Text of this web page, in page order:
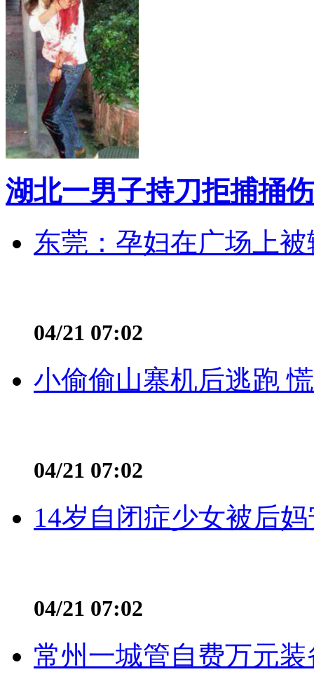
湖北一男子持刀拒捕捅
东莞：孕妇在广场上
04/21 07:02
小偷偷山寨机后逃跑
04/21 07:02
14岁自闭症少女被后
04/21 07:02
常州一城管自费万元